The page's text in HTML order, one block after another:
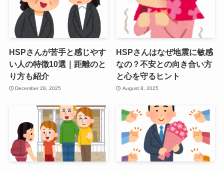
HSPさんが苦手と感じやす
い人の特徴10選｜距離のと
り方も紹介
December 28, 2025
HSPさんはなぜ地震に敏感
なの？不安との向き合い方
と心を守るヒント
August 8, 2025